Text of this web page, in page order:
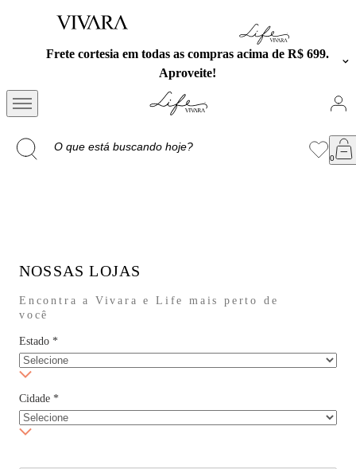
Frete cortesia em todas as compras acima de R$ 699.
Aproveite!
NOSSAS LOJAS
Encontra a Vivara e Life mais perto de
você
Estado *
Cidade *